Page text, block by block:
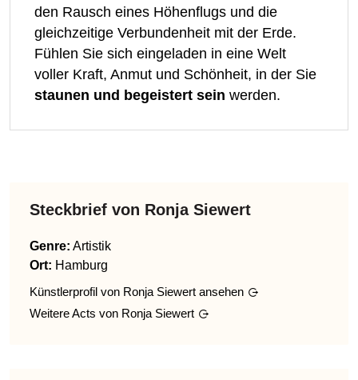
den Rausch eines Höhenflugs und die
gleichzeitige Verbundenheit mit der Erde.
Fühlen Sie sich eingeladen in eine Welt
voller Kraft, Anmut und Schönheit, in der Sie
staunen und begeistert sein werden.
Steckbrief von Ronja Siewert
Genre: Artistik
Ort: Hamburg
Künstlerprofil von Ronja Siewert ansehen
Weitere Acts von Ronja Siewert